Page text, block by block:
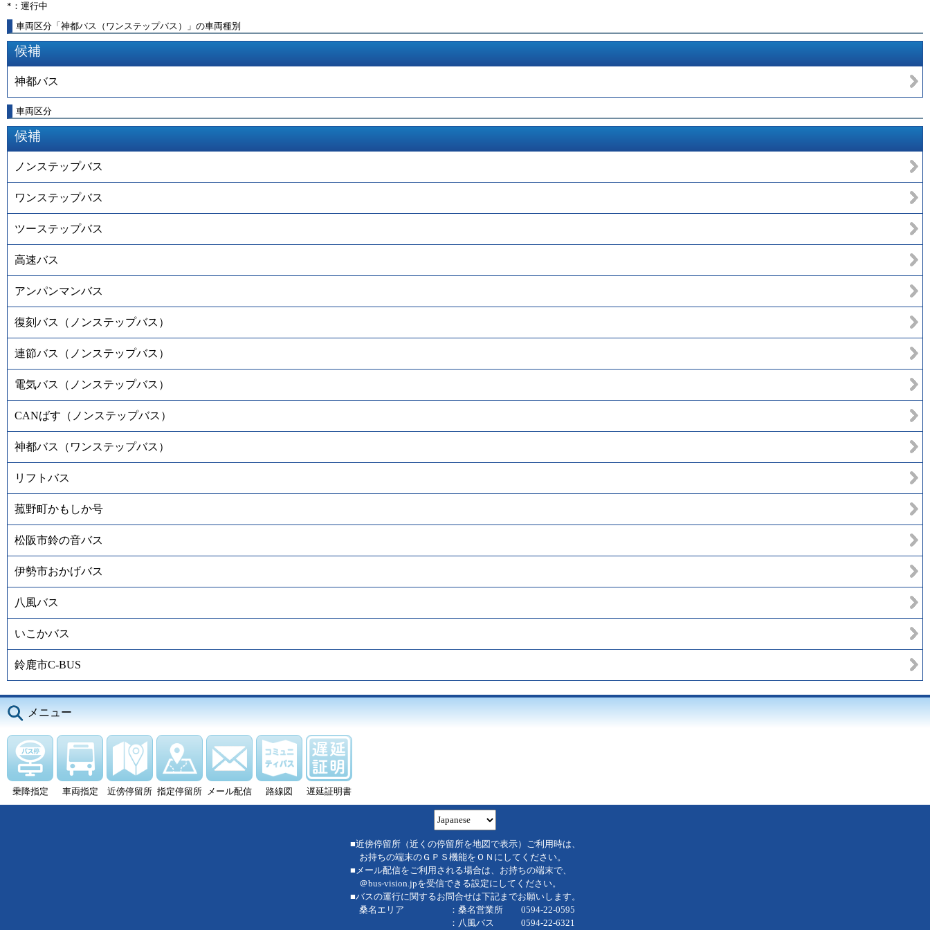
*：運行中
車両区分「神都バス（ワンステップバス）」の車両種別
候補
神都バス
車両区分
候補
ノンステップバス
ワンステップバス
ツーステップバス
高速バス
アンパンマンバス
復刻バス（ノンステップバス）
連節バス（ノンステップバス）
電気バス（ノンステップバス）
CANばす（ノンステップバス）
神都バス（ワンステップバス）
リフトバス
菰野町かもしか号
松阪市鈴の音バス
伊勢市おかげバス
八風バス
いこかバス
鈴鹿市C-BUS
メニュー
乗降指定 車両指定 近傍停留所 指定停留所 メール配信 路線図 遅延証明書
■近傍停留所（近くの停留所を地図で表示）ご利用時は、
お持ちの端末のＧＰＳ機能をＯＮにしてください。
■メール配信をご利用される場合は、お持ちの端末で、
＠bus-vision.jpを受信できる設定にしてください。
■バスの運行に関するお問合せは下記までお願いします。
桑名エリア ：桑名営業所 0594-22-0595
：八風バス 0594-22-6321